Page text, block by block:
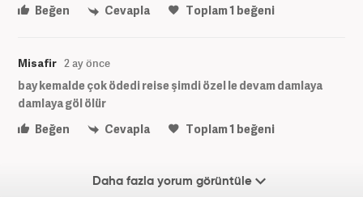
Beğen
Cevapla Toplam1 beğeni
Misafir 2 ay önce
bay kemalde çok ödedi reise şimdi özel le devam damlaya
damlaya göl ölür
Beğen
Cevapla Toplam1 beğeni
Daha fazla yorum görüntüle